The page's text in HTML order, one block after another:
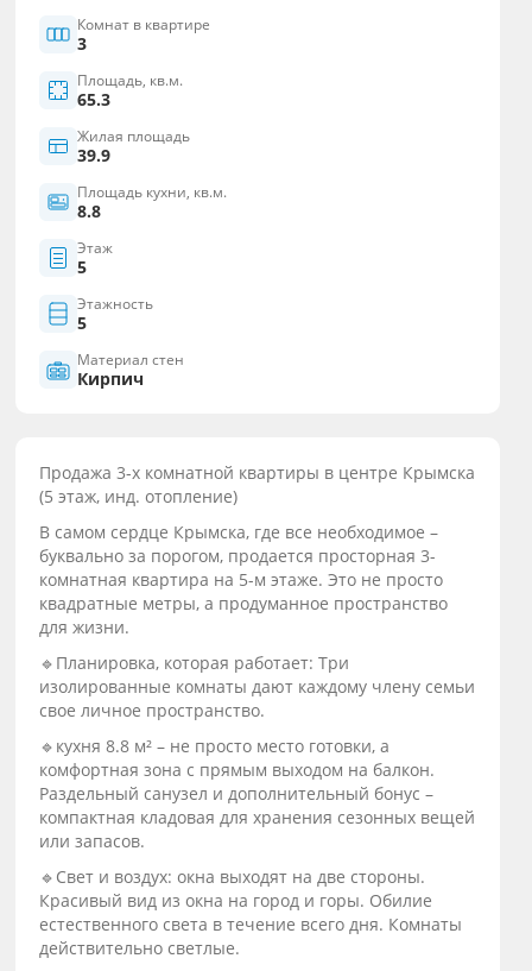
Комнат в квартире
3
Площадь, кв.м.
65.3
Жилая площадь
39.9
Площадь кухни, кв.м.
8.8
Этаж
5
Этажность
5
Материал стен
Кирпич
Продажа 3-х комнатной квартиры в центре Крымска
(5 этаж, инд. отопление)
В самом сердце Крымска, где все необходимое –
буквально за порогом, продается просторная 3-
комнатная квартира на 5-м этаже. Это не просто
квадратные метры, а продуманное пространство
для жизни.
🔹Планировка, которая работает: Три
изолированные комнаты дают каждому члену семьи
свое личное пространство.
🔹кухня 8.8 м² – не просто место готовки, а
комфортная зона с прямым выходом на балкон.
Раздельный санузел и дополнительный бонус –
компактная кладовая для хранения сезонных вещей
или запасов.
🔹Свет и воздух: окна выходят на две стороны.
Красивый вид из окна на город и горы. Обилие
естественного света в течение всего дня. Комнаты
действительно светлые.